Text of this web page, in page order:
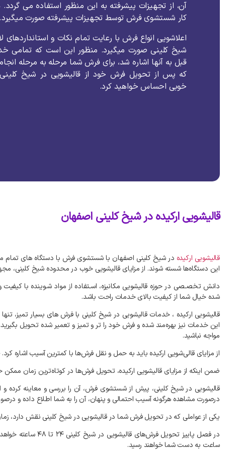
آن، از تجهیزات پیشرفته به این منظور استفاده می
کار شستشوی فرش توسط تجهیزات پیشرفته صورت میگیرد.
اعلاشویی انواع فرش با رعایت تمام نکات و استانداردهای
شیخ کلینی صورت میگیرد. منظور این است که تمامی
قبل به آنها اشاره شد، برای فرش شما مرحله به مرحله
که پس از تحویل فرش خود از قالیشویی در شیخ کلینی،
خوبی احساس خواهید کرد.
قالیشویی ارکیده در شیخ کلینی اصفهان
قالیشویی ارکیده در شیخ کلینی اصفهان با شستشوی فرش با دستگاه‌ های تمام
این دستگاه‌ها شسته شوند. از مزایای قالیشویی خوب در محدوده شیخ کلینی،
دانش تخصـصی در حوزه قالیشویی مکانیزه، اسـتفاده از مواد شـوینده با
شده خیال شما از کیفیت بالای خدمات راحت باشد.
قالیشویی ارکیده ، خدمات قالیشویی در شیخ کلینی با فرش های بسیار تمیز،
این خدمات نیز بهره‌مند شده و فرش خود را تر و تمیز و تعمیر شده تحویل
مواجه نباشید.
از مزایای قالی‌شویی ارکیده باید به حمل و نقل فرش‌ها با کمترین آسیب
ضمن اینکه از مزایای قالیشویی ارکیده، تحویل فرش‌ها در کوتاه‌ترین زمان
قالیشویی در شیخ کلینی، پیش از شستشوی فرش، آن را بررسی و معاینه کرده
درصورت مشاهده هرگونه آسیب احتمالی و پنهان، آن را به شما اطلاع داده و
یکی از عواملی که در تحویل فرش شما درقالیشویی در شیخ کلینی نقش دارد، زمان و فصل جمع‌آوری
ساعت به دست شما خواهند رسید.